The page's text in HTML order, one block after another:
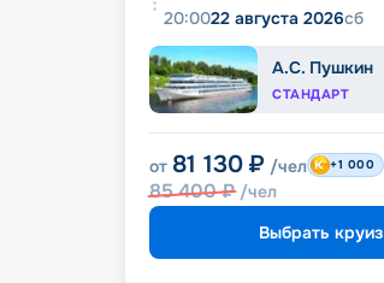
20:0022 августа 2026сб
А.С. Пушкин
СТАНДАРТ
от 81 130 ₽ /чел
85 400₽ /чел
+1 000
Выбрать круиз